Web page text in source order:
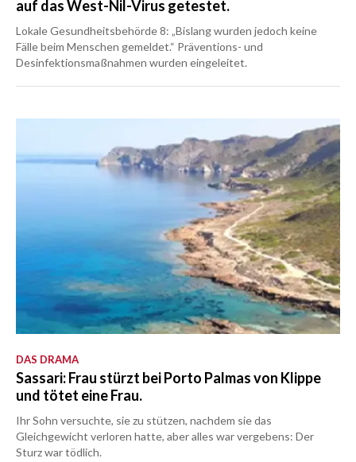
auf das West-Nil-Virus getestet.
Lokale Gesundheitsbehörde 8: „Bislang wurden jedoch keine
Fälle beim Menschen gemeldet.“ Präventions- und
Desinfektionsmaßnahmen wurden eingeleitet.
DAS DRAMA
Sassari: Frau stürzt bei Porto Palmas von Klippe
und tötet eine Frau.
Ihr Sohn versuchte, sie zu stützen, nachdem sie das
Gleichgewicht verloren hatte, aber alles war vergebens: Der
Sturz war tödlich.